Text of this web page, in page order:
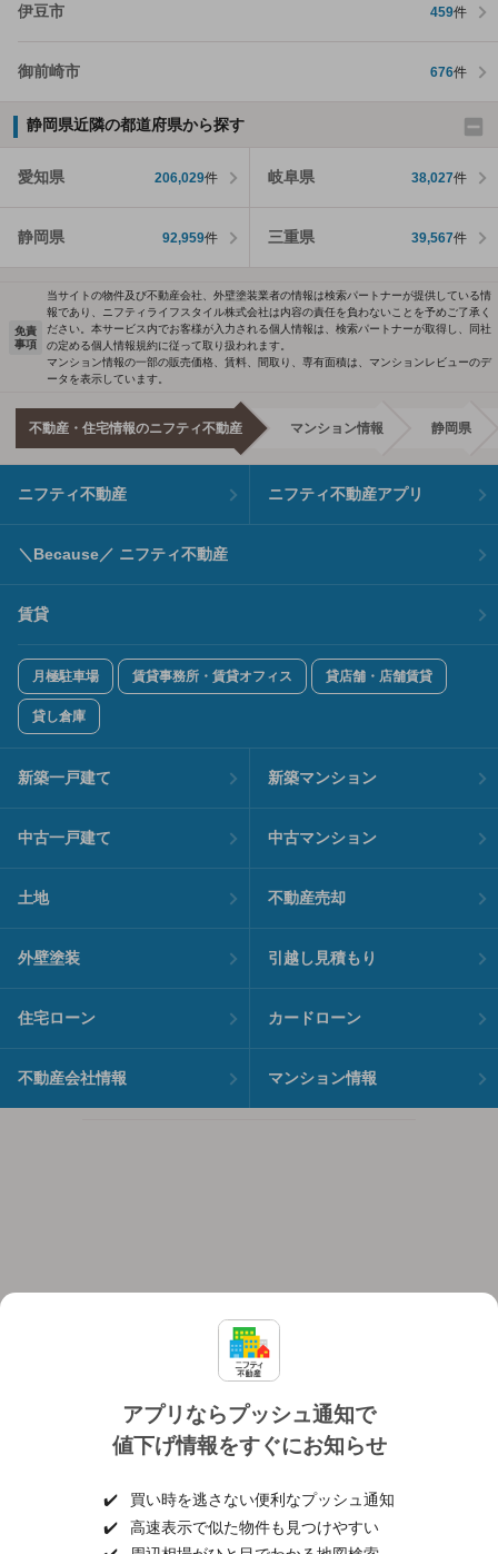
伊豆市 459件
御前崎市 676件
静岡県近隣の都道府県から探す
愛知県 206,029件 岐阜県 38,027件
静岡県 92,959件 三重県 39,567件
アプリならプッシュ通知で
値下げ情報をすぐにお知らせ
✔️
買い時を逃さない便利なプッシュ通知
✔️
高速表示で似た物件も見つけやすい
免責
事項
当サイトの物件及び不動産会社、外壁塗装業者の情報は検索パートナーが提供している情
報であり、ニフティライフスタイル株式会社は内容の責任を負わないことを予めご了承く
ださい。本サービス内でお客様が入力される個人情報は、検索パートナーが取得し、同社
の定める個人情報規約に従って取り扱われます。
マンション情報の一部の販売価格、賃料、間取り、専有面積は、マンションレビューのデ
ータを表示しています。
不動産・住宅情報のニフティ不動産 マンション情報 静岡県
ニフティ不動産 ニフティ不動産アプリ
＼Because／ ニフティ不動産
賃貸
月極駐車場 賃貸事務所・賃貸オフィス 貸店舗・店舗賃貸
貸し倉庫
新築一戸建て 新築マンション
中古一戸建て 中古マンション
土地 不動産売却
外壁塗装 引越し見積もり
住宅ローン カードローン
不動産会社情報 マンション情報
個人情報保護ポリシー 利用規約
ヘルプ・お問い合わせ 採用情報